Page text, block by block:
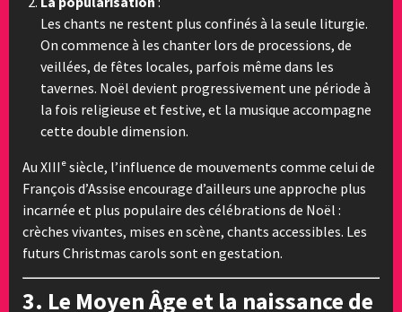
Les chants ne restent plus confinés à la seule liturgie.
On commence à les chanter lors de processions, de
veillées, de fêtes locales, parfois même dans les
tavernes. Noël devient progressivement une période à
la fois religieuse et festive, et la musique accompagne
cette double dimension.
Au XIIIᵉ siècle, l’influence de mouvements comme celui de
François d’Assise encourage d’ailleurs une approche plus
incarnée et plus populaire des célébrations de Noël :
crèches vivantes, mises en scène, chants accessibles. Les
futurs Christmas carols sont en gestation.
3. Le Moyen Âge et la naissance de